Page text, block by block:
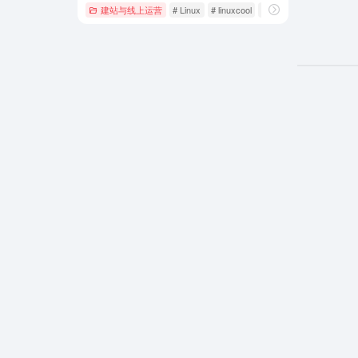
建站与线上运营 # Linux # linuxcool # Linux命令